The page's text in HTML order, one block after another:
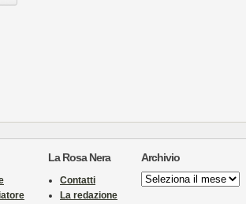
La Rosa Nera
Contatti
La redazione
Archivio
Archivio